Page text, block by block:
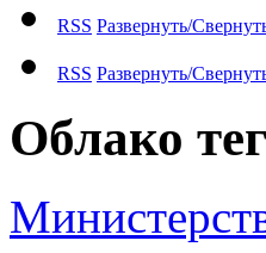
RSS Развернуть/
RSS Развернуть/
Облако